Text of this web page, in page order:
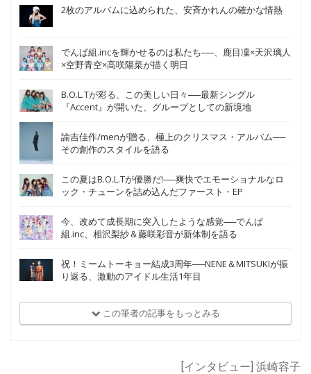
2枚のアルバムに込められた、安斉かれんの確かな情熱
でんぱ組.incを輝かせるのは私たち──、鹿目凜×天沢璃人
×空野青空×高咲陽菜が描く明日
B.O.L.Tが彩る、この美しい日々──最新シングル
『Accent』が開いた、グループとしての新境地
諭吉佳作/menが贈る、極上のクリスマス・アルバム──
その創作のスタイルを語る
この夏はB.O.L.Tが優勝だ!──爽快でエモーショナルなロ
ック・チューンを詰め込んだファースト・EP
今、改めて成長期に突入したような感覚──でんぱ
組.inc、相沢梨紗＆藤咲彩音が新体制を語る
祝！ミームトーキョー結成3周年──NENE＆MITSUKIが振
り返る、激動のアイドル生活1年目
この筆者の記事をもっとみる
[インタビュー] 浜崎容子